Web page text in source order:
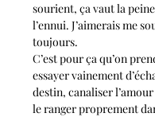
sourient, ça vaut la
l’ennui. J’aimerais me
toujours.
C’est pour ça qu’on
essayer vainement
destin, canaliser
le ranger proprement